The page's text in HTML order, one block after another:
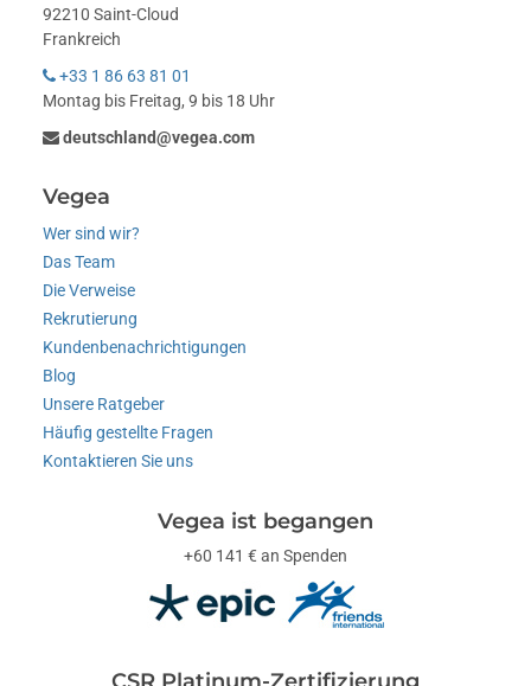
92210 Saint-Cloud
Frankreich
+33 1 86 63 81 01
Montag bis Freitag, 9 bis 18 Uhr
deutschland@vegea.com
Vegea
Wer sind wir?
Das Team
Die Verweise
Rekrutierung
Kundenbenachrichtigungen
Blog
Unsere Ratgeber
Häufig gestellte Fragen
Kontaktieren Sie uns
Vegea ist begangen
+60 141 € an Spenden
CSR Platinum-Zertifizierung